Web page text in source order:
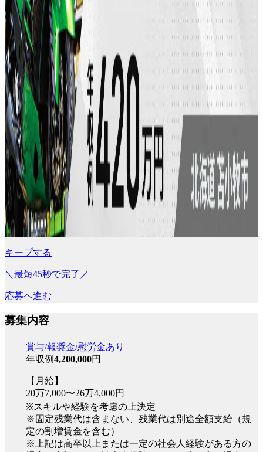
キープする
＼最短45秒で完了／
応募へ進む
募集内容
賞与/報奨金/慰労金あり
年収例4,200,000円
【月給】
20万7,000〜26万4,000円
※スキルや経験を考慮の上決定
※固定残業代は含まない、残業代は別途全額支給（規
定の割増賃金を含む）
※上記は高卒以上または一定の社会人経験がある方の